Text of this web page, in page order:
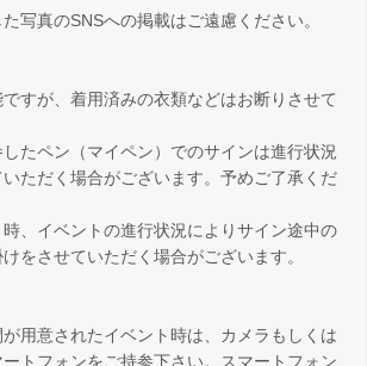
写真のSNSへの掲載はご遠慮ください。
ですが、着用済みの衣類などはお断りさせて
したペン（マイペン）でのサインは進行状況
ただく場合がございます。予めご了承くだ
時、イベントの進行状況によりサイン途中の
をさせていただく場合がございます。
が用意されたイベント時は、カメラもしくは
トフォンをご持参下さい。スマートフォン